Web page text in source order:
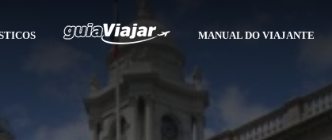
MANUAL DO VIAJANTE